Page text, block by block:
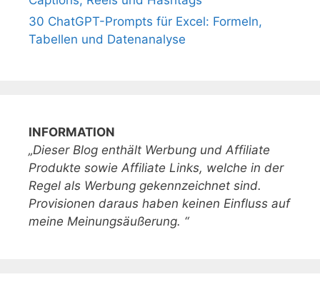
30 ChatGPT-Prompts für Excel: Formeln,
Tabellen und Datenanalyse
INFORMATION
„Dieser Blog enthält Werbung und Affiliate
Produkte sowie Affiliate Links, welche in der
Regel als Werbung gekennzeichnet sind.
Provisionen daraus haben keinen Einfluss auf
meine Meinungsäußerung. “